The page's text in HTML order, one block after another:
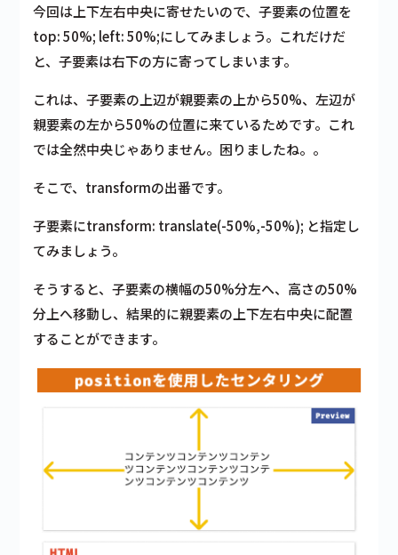
今回は上下左右中央に寄せたいので、子要素の位置を
top: 50%; left: 50%;にしてみましょう。これだけだ
と、子要素は右下の方に寄ってしまいます。
これは、子要素の上辺が親要素の上から50%、左辺が
親要素の左から50%の位置に来ているためです。これ
では全然中央じゃありません。困りましたね。。
そこで、transformの出番です。
子要素にtransform: translate(-50%,-50%); と指定し
てみましょう。
そうすると、子要素の横幅の50%分左へ、高さの50%
分上へ移動し、結果的に親要素の上下左右中央に配置
することができます。